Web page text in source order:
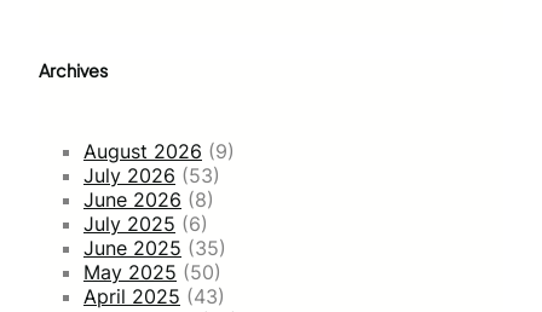
Archives
August 2026 (9)
July 2026 (53)
June 2026 (8)
July 2025 (6)
June 2025 (35)
May 2025 (50)
April 2025 (43)